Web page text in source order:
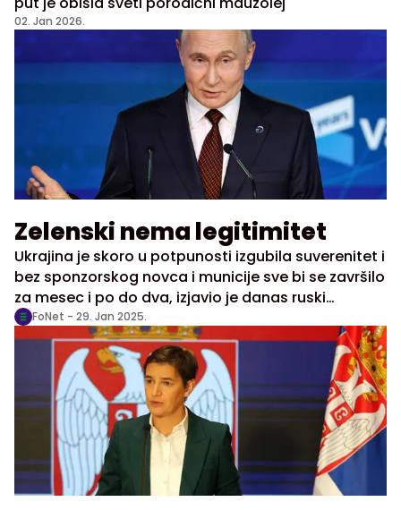
02. Jan 2026.
Zelenski nema legitimitet
Ukrajina je skoro u potpunosti izgubila suverenitet i
bez sponzorskog novca i municije sve bi se završilo
za mesec i po do dva, izjavio je danas ruski
predsednik Vladimir Putin i dodao da predsednik
Ukrajine više nema legitimitet.
FoNet - 29. Jan 2025.